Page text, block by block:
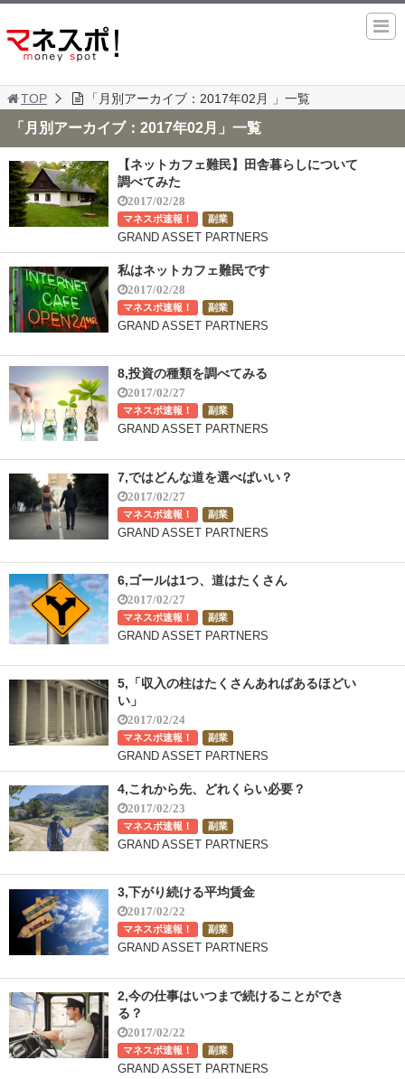
TOP 「月別アーカイブ：2017年02月 」一覧
「月別アーカイブ：2017年02月」一覧
【ネットカフェ難民】田舎暮らしについて
調べてみた
2017/02/28
マネスポ速報！ 副業
GRAND ASSET PARTNERS
私はネットカフェ難民です
2017/02/28
マネスポ速報！ 副業
GRAND ASSET PARTNERS
8,投資の種類を調べてみる
2017/02/27
マネスポ速報！ 副業
GRAND ASSET PARTNERS
7,ではどんな道を選べばいい？
2017/02/27
マネスポ速報！ 副業
GRAND ASSET PARTNERS
6,ゴールは1つ、道はたくさん
2017/02/27
マネスポ速報！ 副業
GRAND ASSET PARTNERS
5,「収入の柱はたくさんあればあるほどい
い」
2017/02/24
マネスポ速報！ 副業
GRAND ASSET PARTNERS
4,これから先、どれくらい必要？
2017/02/23
マネスポ速報！ 副業
GRAND ASSET PARTNERS
3,下がり続ける平均賃金
2017/02/22
マネスポ速報！ 副業
GRAND ASSET PARTNERS
2,今の仕事はいつまで続けることができ
る？
2017/02/22
マネスポ速報！ 副業
GRAND ASSET PARTNERS